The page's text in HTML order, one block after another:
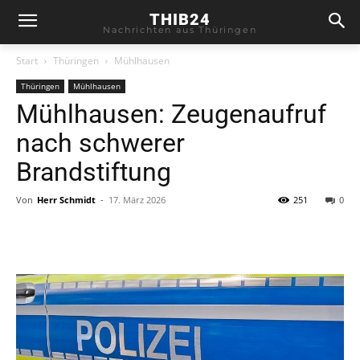
THIB24
Nachrichten aus Thüringen
Start Thüringen Mühlhausen
Thüringen Mühlhausen
Mühlhausen: Zeugenaufruf
nach schwerer
Brandstiftung
Von Herr Schmidt - 17. März 2026 0
251